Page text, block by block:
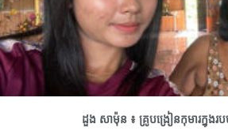
ដួង សាម៉ុន ៖ គ្រូបង្រៀនកុមារក្នុងរប